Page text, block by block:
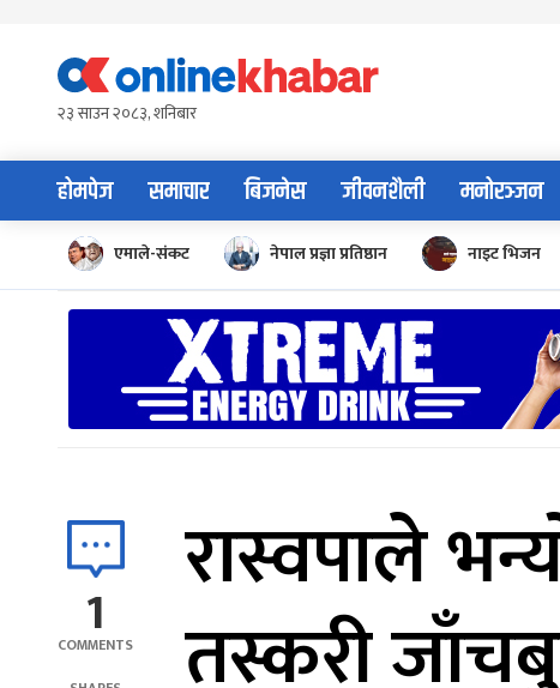
content२३ साउन २०८३, शनिबार
होमपेज समाचार बिजनेस जीवनशैली मनोरञ्जन
एमाले-संकट नेपाल प्रज्ञा प्रतिष्ठान नाइट भिजन
1
COMMENTS
रास्वपाले
तस्करी